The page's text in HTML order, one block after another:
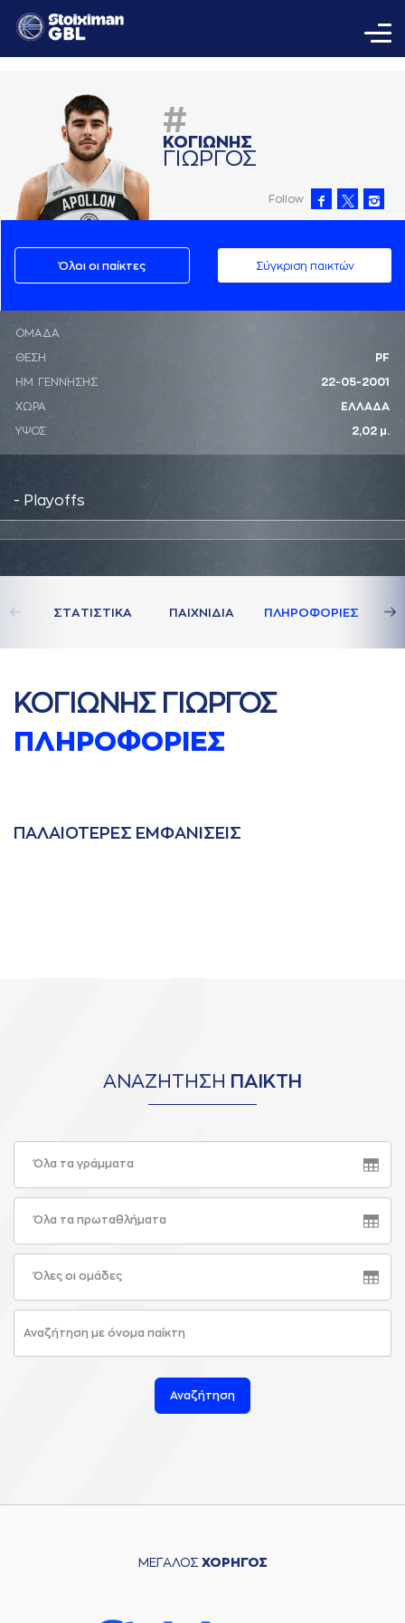
#
ΚΟΓΙΩΝΗΣ
ΓΙΩΡΓΟΣ
Follow
Όλοι οι παίκτες Σύγκριση παικτών
ΟΜΑΔΑ
ΘΕΣΗ PF
ΗΜ. ΓΕΝΝΗΣΗΣ 22-05-2001
ΧΩΡΑ ΕΛΛΑΔΑ
ΥΨΟΣ 2,02 μ.
- Playoffs
ΣΤAΤΙΣΤΙΚA ΠAΙΧΝΙΔΙA ΠΛΗΡΟΦΟΡΙΕΣ
ΚΟΓΙΩΝΗΣ ΓΙΩΡΓΟΣ
ΠΛΗΡΟΦΟΡΙΕΣ
ΠAΛAΙΟΤΕΡΕΣ ΕΜΦAΝΙΣΕΙΣ
ΑΝΑΖΗΤΗΣΗ ΠΑΙΚΤΗ
Όλα τα γράμματα
Όλα τα πρωταθλήματα
Όλες οι ομάδες
Αναζήτηση
ΜΕΓΑΛΟΣ ΧΟΡΗΓΟΣ